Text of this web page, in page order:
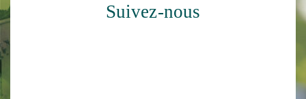
Suivez-nous